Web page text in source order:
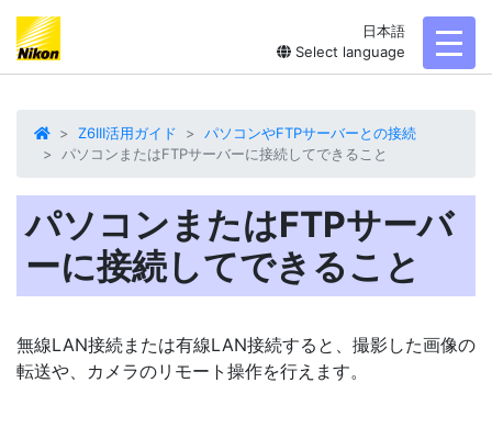
日本語
Select language
Z6III活用ガイド
パソコンやFTPサーバーとの接続
パソコンまたはFTPサーバーに接続してできること
パソコンまたはFTPサーバ
ーに接続してできること
無線LAN接続または有線LAN接続すると、撮影した画像の
転送や、カメラのリモート操作を行えます。